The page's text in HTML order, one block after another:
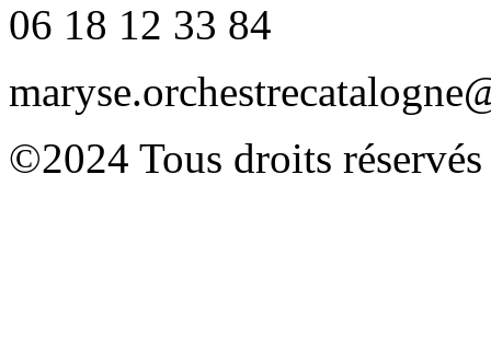
06 18 12 33 84
©2024 Tous droits